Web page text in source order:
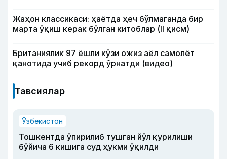
Жаҳон классикаси: ҳаётда ҳеч бўлмаганда бир
марта ўқиш керак бўлган китоблар (II қисм)
Британиялик 97 ёшли кўзи ожиз аёл самолёт
қанотида учиб рекорд ўрнатди (видео)
Тавсиялар
Ўзбекистон
Тошкентда ўпирилиб тушган йўл қурилиши
бўйича 6 кишига суд ҳукми ўқилди